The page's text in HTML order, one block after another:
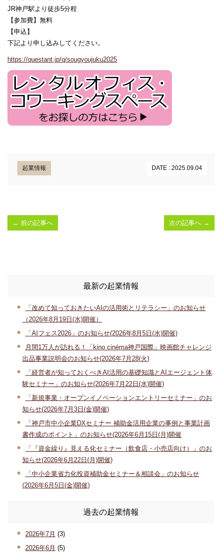
JR神戸駅より徒歩5分程
【参加費】無料
【申込】
下記より申し込みしてください。
https://questant.jp/q/sougyoujuku2025
起業情報 DATE : 2025.09.04
← 前の記事へ 次の記事へ →
最新の起業情報
「改めて知っておきたいAIの活用術とリテラシー」のお知らせ
（2026年8月19日(水)開催）
「AIフェス2026」のお知らせ(2026年8月5日(水)開催)
月間1万人が訪れる！「kino cinéma神戸国際」映画館チャレンジ
出品事業説明会のお知らせ(2026年7月28(火)
「経営者が知っておくべきAI活用の基礎知識とAIエージェント体
験セミナー」のお知らせ(2026年7月22日(水)開催)
「新規事業・オープンイノベーションエントリーセミナー」のお
知らせ(2026年7月3日(金)開催)
「神戸市中小企業DXセミナー 補助金活用企業の事例と事業計画
書作成のポイント」のお知らせ(2026年6月15日(月)開催
「『資金繰り』見える化セミナー（飲食店・小売店向け）」のお
知らせ(2026年6月22日(月)開催)
「中小企業省力化投資補助金セミナー＆相談会」のお知らせ
(2026年6月5日(金)開催)
過去の起業情報
2026年7月 (3)
2026年6月 (5)